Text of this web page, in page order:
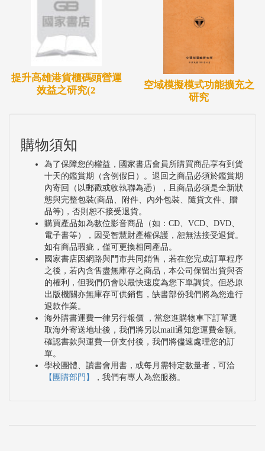
提升高雄港貨櫃碼頭營運
效益之研究(2
空域模擬模式功能擴充之
研究
購物須知
為了保障您的權益，國家書店會員所購買商品享有到貨
十天的鑑賞期（含例假日）。退回之商品必須於鑑賞期
內寄回（以郵戳或收執聯為憑），且商品必須是全新狀
態與完整包裝(商品、附件、內外包裝、隨貨文件、贈
品等)，否則恕不接受退貨。
購買產品如為數位影音商品（如：CD、VCD、DVD、
電子書等），因受智慧財產權保護，恕無法接受退貨。
如有商品瑕疵，僅可更換相同產品。
國家書店因網路與門市共同銷售，若在您完成訂單程序
之後，若內含售盡無庫存之商品，本公司保留出貨與否
的權利，但我們仍會以最快速度為您下單調貨。但恐原
出版機關亦無庫存可供銷售，缺書部份我們將為您進行
退款作業。
海外購書運費一律另行報價 ，當您進購物車下訂單選
取海外寄送地址後，我們將另以mail通知您運費金額。
確認書款與運費一併支付後，我們將儘速處理您的訂
單。
學校團體、讀書會用書，或每月需特定數量者，可洽
【團購部門】
，我們有專人為您服務。